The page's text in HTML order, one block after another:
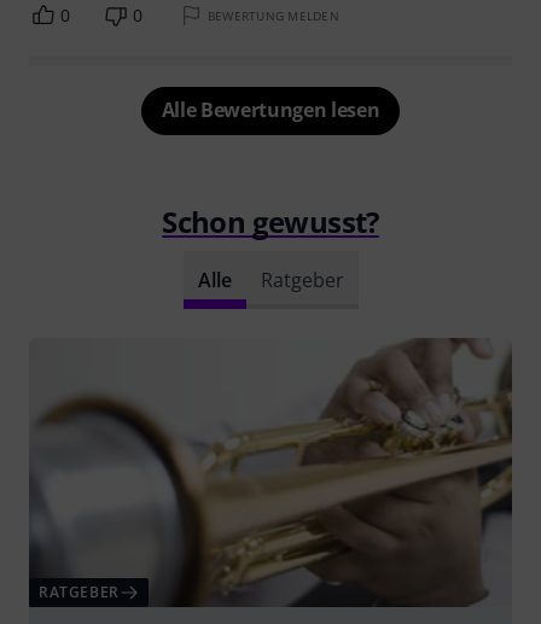
0 0 BEWERTUNG MELDEN
Alle Bewertungen lesen
Schon gewusst?
Alle Ratgeber
RATGEBER